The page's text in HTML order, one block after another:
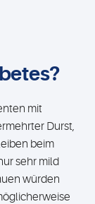
mit
Durst,
beim
sehr mild
würden